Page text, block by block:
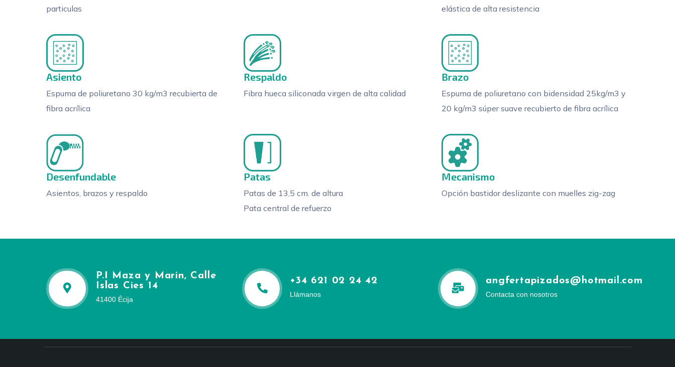
particulas
elástica de alta resistencia
Asiento
Espuma de poliuretano 30 kg/m3 recubierta de
fibra acrílica
Respaldo
Fibra hueca siliconada virgen de alta calidad
Brazo
Espuma de poliuretano con bidensidad 25kg/m3 y
20 kg/m3 súper suave recubierto de fibra acrílica
Desenfundable
Asientos, brazos y respaldo
Patas
Patas de 13,5 cm. de altura
Pata central de refuerzo
Mecanismo
Opción bastidor deslizante con muelles zig-zag
P.I Maza y Marin, Calle
Islas Cies 14
41400 Écija
+34 621 02 24 42​
Llámanos
angfertapizados@hotmail.com
Contacta con nosotros